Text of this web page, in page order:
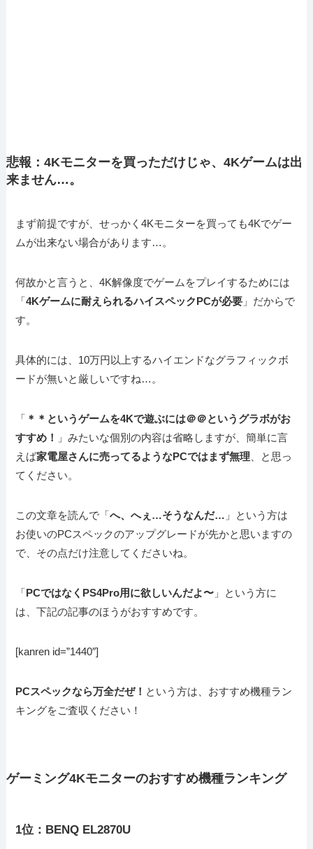
悲報：4Kモニターを買っただけじゃ、4Kゲームは出
来ません…。
まず前提ですが、せっかく4Kモニターを買っても4Kでゲー
ムが出来ない場合があります…。
何故かと言うと、4K解像度でゲームをプレイするためには
「4Kゲームに耐えられるハイスペックPCが必要 」だからで
す。
具体的には、10万円以上するハイエンドなグラフィックボ
ードが無いと厳しいですね…。
「 ＊＊というゲームを4Kで遊ぶには＠＠というグラボがお
すすめ！
」みたいな個別の内容は省略しますが、簡単に言
えば家電屋さんに売ってるようなPCではまず無理 、と思っ
てください。
この文章を読んで「へ、へぇ…そうなんだ… 」という方は
お使いのPCスペックのアップグレードが先かと思いますの
で、その点だけ注意してくださいね。
「PCではなくPS4Pro用に欲しいんだよ〜 」という方に
は、下記の記事のほうがおすすめです。
[kanren id=”1440″]
PCスペックなら万全だぜ！ という方は、おすすめ機種ラン
キングをご査収ください！
ゲーミング4Kモニターのおすすめ機種ランキング
1位：BENQ EL2870U